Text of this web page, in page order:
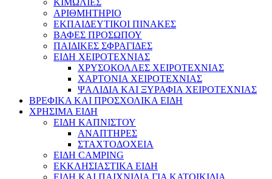
ΚΙΜΩΛΙΕΣ
ΑΡΙΘΜΗΤΗΡΙΟ
ΕΚΠΑΙΔΕΥΤΙΚΟΙ ΠΙΝΑΚΕΣ
ΒΑΦΕΣ ΠΡΟΣΩΠΟΥ
ΠΑΙΔΙΚΕΣ ΣΦΡΑΓΙΔΕΣ
ΕΙΔΗ ΧΕΙΡΟΤΕΧΝΙΑΣ
ΧΡΥΣΟΚΟΛΛΕΣ ΧΕΙΡΟΤΕΧΝΙΑΣ
ΧΑΡΤΟΝΙΑ ΧΕΙΡΟΤΕΧΝΙΑΣ
ΨΑΛΙΔΙΑ ΚΑΙ ΞΥΡΑΦΙΑ ΧΕΙΡΟΤΕΧΝΙΑΣ
ΒΡΕΦΙΚΑ ΚΑΙ ΠΡΟΣΧΟΛΙΚΑ ΕΙΔΗ
ΧΡΗΣΙΜΑ ΕΙΔΗ
ΕΙΔΗ ΚΑΠΝΙΣΤΟΥ
ΑΝΑΠΤΗΡΕΣ
ΣΤΑΧΤΟΔΟΧΕΙΑ
ΕΙΔΗ CAMPING
ΕΚΚΛΗΣΙΑΣΤΙΚΑ ΕΙΔΗ